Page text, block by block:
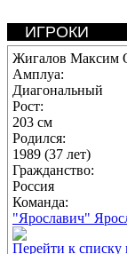
ИГРОКИ
Жигалов Максим
Амплуа:
Диагональный
Рост:
203 см
Родился:
1989 (37 лет)
Гражданство:
Россия
Команда:
"Ярославич"
Перейти к списку